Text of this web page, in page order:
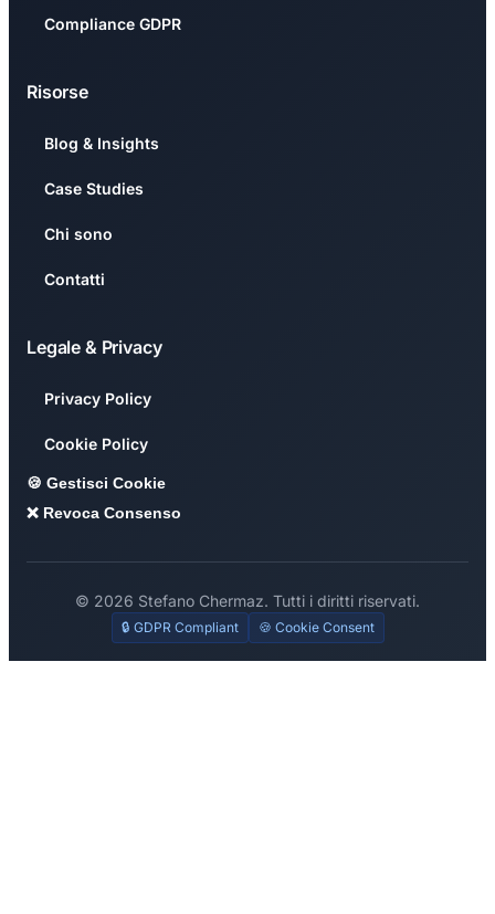
Compliance GDPR
Risorse
Blog & Insights
Case Studies
Chi sono
Contatti
Legale & Privacy
Privacy Policy
Cookie Policy
🍪 Gestisci Cookie
❌ Revoca Consenso
© 2026 Stefano Chermaz. Tutti i diritti riservati.
🔒 GDPR Compliant 🍪 Cookie Consent